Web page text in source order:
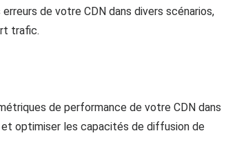
de votre CDN dans divers scénarios,
trafic.
de performance de votre CDN dans
optimiser les capacités de diffusion de